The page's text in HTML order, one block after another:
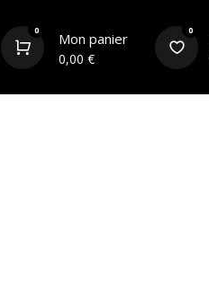
0 Mon panier
0,00 €
0